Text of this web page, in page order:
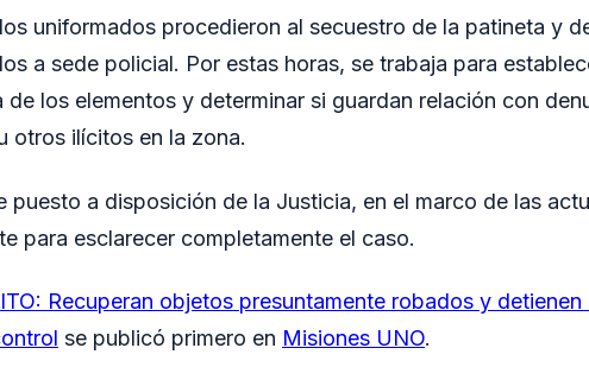
uniformados procedieron al secuestro de la patineta y
a sede policial. Por estas horas, se trabaja para
los elementos y determinar si guardan relación con
otros ilícitos en la zona.
puesto a disposición de la Justicia, en el marco de las
para esclarecer completamente el caso.
Recuperan objetos presuntamente robados y detienen
se publicó primero en Misiones UNO.